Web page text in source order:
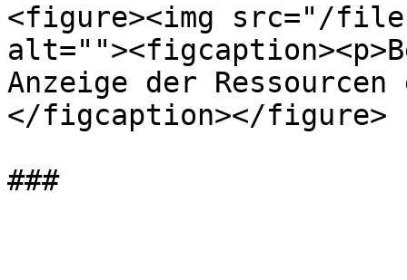
<figure><img src="/files/
Anzeige der Ressourcen
</figcaption></figure>